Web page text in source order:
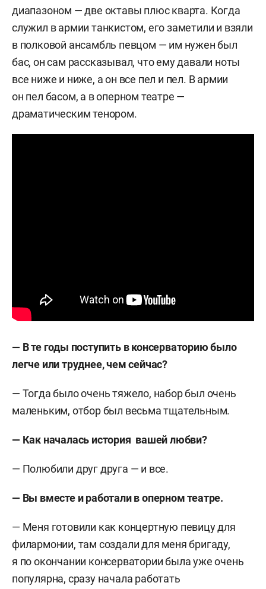
диапазоном — две октавы плюс кварта. Когда
служил в армии танкистом, его заметили и взяли
в полковой ансамбль певцом — им нужен был
бас, он сам рассказывал, что ему давали ноты
все ниже и ниже, а он все пел и пел. В армии
он пел басом, а в оперном театре —
драматическим тенором.
— В те годы поступить в консерваторию было
легче или труднее, чем сейчас?
— Тогда было очень тяжело, набор был очень
маленьким, отбор был весьма тщательным.
— Как началась история вашей любви?
— Полюбили друг друга — и все.
— Вы вместе и работали в оперном театре.
— Меня готовили как концертную певицу для
филармонии, там создали для меня бригаду,
я по окончании консерватории была уже очень
популярна, сразу начала работать